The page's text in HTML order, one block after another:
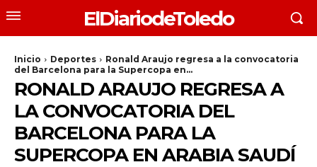
ElDiariodeToledo
Inicio Deportes
Ronald Araujo regresa a la convocatoria
del Barcelona para la Supercopa en...
RONALD ARAUJO REGRESA A
LA CONVOCATORIA DEL
BARCELONA PARA LA
SUPERCOPA EN ARABIA SAUDÍ